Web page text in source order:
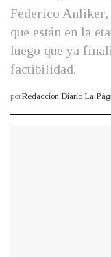
Federico Anliker,
que están en la
luego que ya
factibilidad.
porRedacción Diario La